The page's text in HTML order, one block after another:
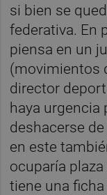
si bien se
federativa. En
piensa en un
(movimientos
director
haya urgencia
deshacerse
en este
ocuparía
tiene una